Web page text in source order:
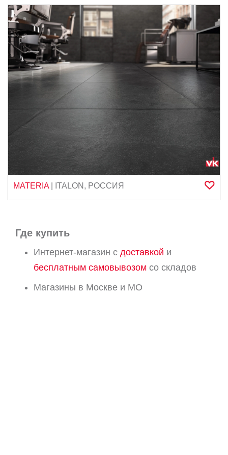
MATERIA| ITALON , РОССИЯ
Где купить
Интернет-магазин с доставкой и
бесплатным самовывозом со складов
Магазины в Москве и МО